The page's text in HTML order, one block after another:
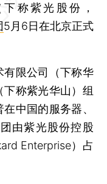
称紫光股份，
5月6日在北京正式
限公司（下称华
称紫光华山）组
中国的服务器、
由紫光股份控股
Enterprise）占